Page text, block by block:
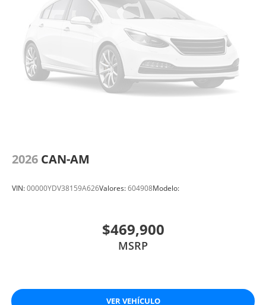
2026 CAN-AM
VIN:00000YDV38159A626Valores:604908Modelo:
$469,900
MSRP
VER VEHÍCULO